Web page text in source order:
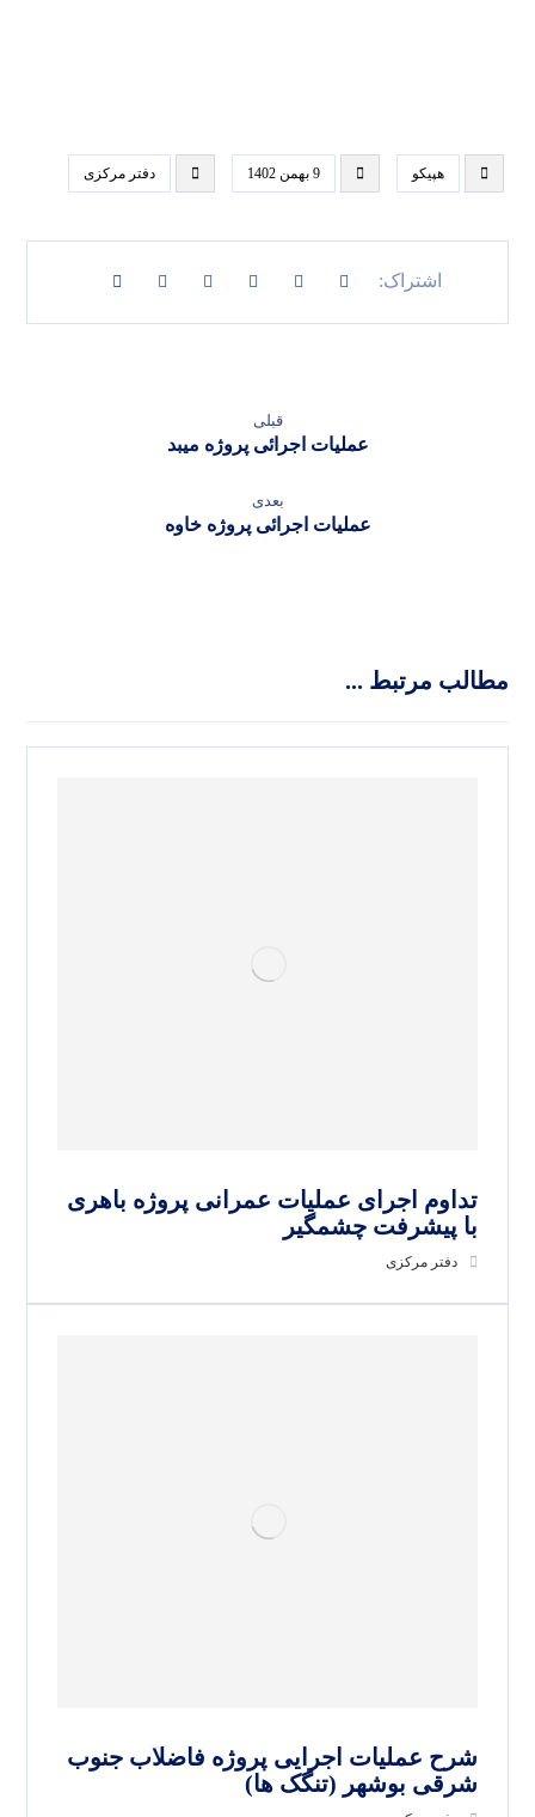
هپیکو 9 بهمن 1402 دفتر مرکزی
قبلی
عملیات اجرائی پروژه میبد
بعدی
عملیات اجرائی پروژه خاوه
مطالب مرتبط ...
تداوم اجرای عملیات عمرانی پروژه باهری
با پیشرفت چشمگیر
دفتر مرکزی
شرح عملیات اجرایی پروژه فاضلاب جنوب
شرقی بوشهر (تنگک ها)